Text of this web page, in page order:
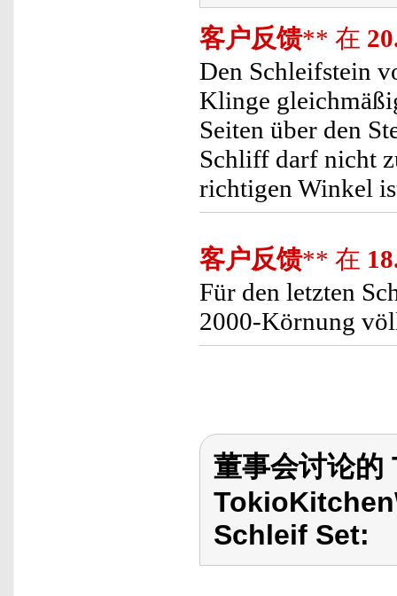
客户反馈** 在
Den Schleifstein
Klinge
Seiten über den
Schliff darf nicht
richtigen Winkel
客户反馈** 在
Für den letzten
2000-Körnung
董事会讨论
Schleif Set: